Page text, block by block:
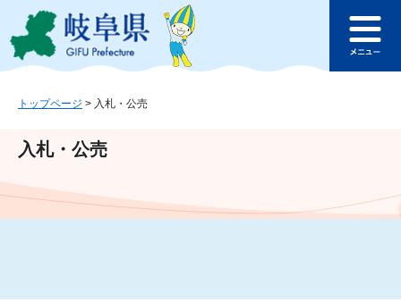
ジ
ュ
文
このページの本文へ
ュ
トップページ > 入札・公売
入札・公売